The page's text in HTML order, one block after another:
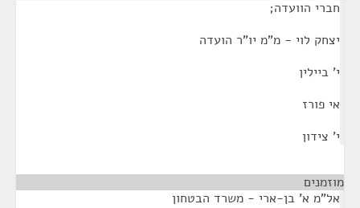
חברי הוועדה;
יצחק לוי - מ"מ יו"ר הועדה
י' ביילין
אי פורז
י' צידון
מוזמנים
אל"מ א' בן-ארי - משרד הבטחון